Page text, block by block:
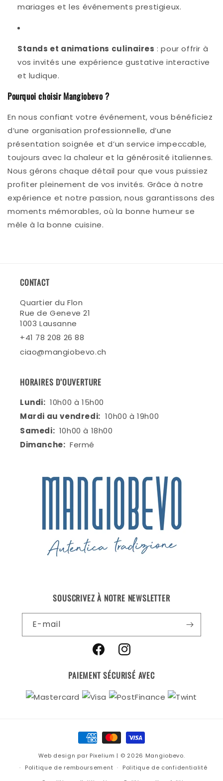
mariages et les événements prestigieux.
Stands et animations culinaires : pour offrir à
vos invités une expérience gustative interactive
et ludique.
Pourquoi choisir Mangiobevo ?
En nous confiant votre événement, vous bénéficiez
d’une organisation professionnelle, d’une
présentation soignée et d’un service impeccable,
toujours avec la chaleur et la générosité italiennes.
Nous gérons chaque détail pour que vous puissiez
profiter pleinement de vos invités. Grâce à notre
expérience et notre passion, nous garantissons des
moments mémorables, où la bonne humeur se
mêle à la bonne cuisine.
CONTACT
Quartier du Flon
Rue de Geneve 21
1003 Lausanne
+41 78 208 26 88
ciao@mangiobevo.ch
HORAIRES D’OUVERTURE
Lundi: 10h00 à 15h00
Mardi au vendredi: 10h00 à 19h00
Samedi: 10h00 à 18h00
Dimanche: Fermé
SOUSCRIVEZ À NOTRE NEWSLETTER
E-mail
FacebookInstagram
PAIEMENT SÉCURISÉ AVEC
Moyens
de
paiement
Web design par Pixelium | © 2026 Mangiobevo.
Politique de remboursement
Politique de confidentialité